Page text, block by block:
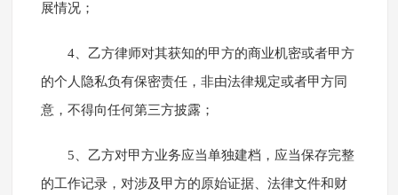
展情况；
4、乙方律师对其获知的甲方的商业机密或者甲方
的个人隐私负有保密责任，非由法律规定或者甲方同
意，不得向任何第三方披露；
5、乙方对甲方业务应当单独建档，应当保存完整
的工作记录，对涉及甲方的原始证据、法律文件和财